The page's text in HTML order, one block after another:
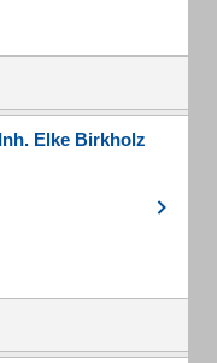
Elke Birkholz